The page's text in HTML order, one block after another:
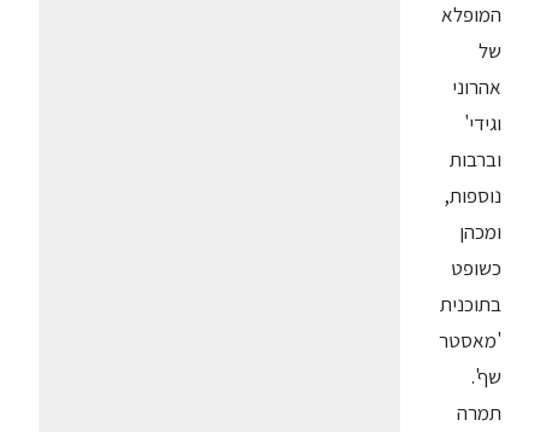
המופלא
של
אהרוני
וגידי'
וברבות
נוספות,
ומכהן
כשופט
בתוכנית
'מאסטר
שף'.
תמרה